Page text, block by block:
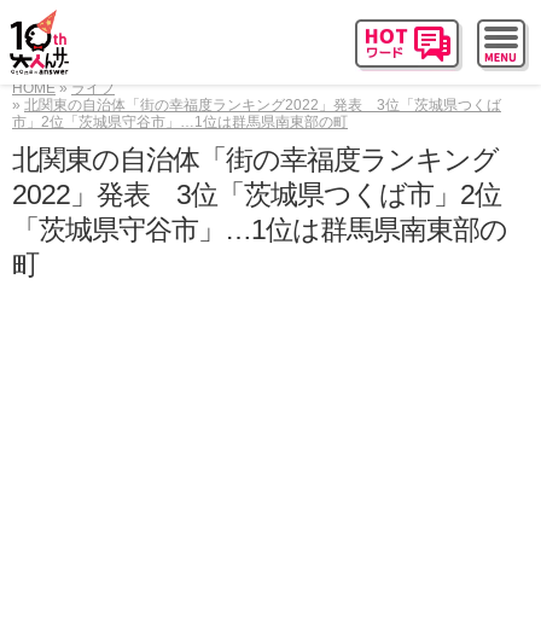
HOME
ライフ
北関東の自治体「街の幸福度ランキング2022」発表 3位「茨城県つくば
市」2位「茨城県守谷市」…1位は群馬県南東部の町
北関東の自治体「街の幸福度ランキング
2022」発表 3位「茨城県つくば市」2位
「茨城県守谷市」…1位は群馬県南東部の
町